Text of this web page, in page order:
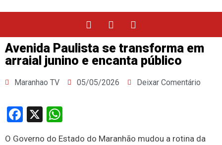
Avenida Paulista se transforma em
arraial junino e encanta público
Maranhao TV 05/05/2026 Deixar Comentário
Facebook
X
O Governo do Estado do Maranhão mudou a rotina da